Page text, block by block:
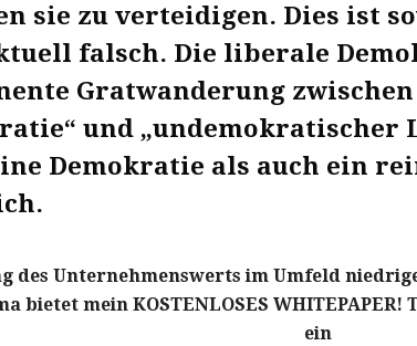
sie zu verteidigen. Dies ist
falsch. Die liberale
Gratwanderung
und „undemokratischer
Demokratie als auch ein
des Unternehmenswerts im Umfeld
bietet mein KOSTENLOSES
ein